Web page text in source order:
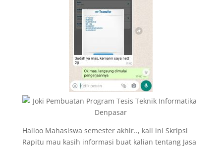
Halloo Mahasiswa semester akhir.., kali ini Skripsi
Rapitu mau kasih informasi buat kalian tentang Jasa